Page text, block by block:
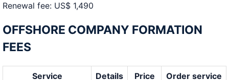
Renewal fee: US$ 1,490
OFFSHORE COMPANY FORMATION
FEES
Service Details Price
Order service